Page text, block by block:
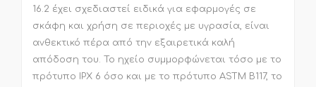
16.2 έχει σχεδιαστεί ειδικά για εφαρμογές σε
σκάφη και χρήση σε περιοχές με υγρασία, είναι
ανθεκτικό πέρα από την εξαιρετικά καλή
απόδοση του. Το ηχείο συμμορφώνεται τόσο με το
πρότυπο IPX 6 όσο και με το πρότυπο ASTM B117, το